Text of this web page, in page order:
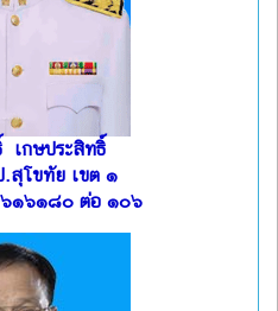
เกษประสิทธิ์
สุโขทัย เขต ๑
๑๖๑๘๐ ต่อ ๑๐๖